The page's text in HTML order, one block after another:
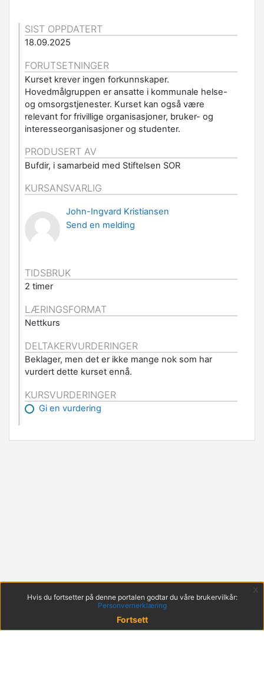
SIST OPPDATERT
18.09.2025
FORUTSETNINGER
Kurset krever ingen forkunnskaper.
Hovedmålgruppen er ansatte i kommunale helse-
og omsorgstjenester. Kurset kan også være
relevant for frivillige organisasjoner, bruker- og
interesseorganisasjoner og studenter.
PRODUSERT AV
Bufdir, i samarbeid med Stiftelsen SOR
KURSANSVARLIG
John-Ingvard Kristiansen
Send en melding
TIDSBRUK
2 timer
LÆRINGSFORMAT
Nettkurs
DELTAKERVURDERINGER
Beklager, men det er ikke mange nok som har
vurdert dette kurset ennå.
KURSVURDERINGER
Gi en vurdering
Hvis du fortsetter på denne portalen godtar du våre brukervilkår:
Personvernerklæring
Fortsett
x